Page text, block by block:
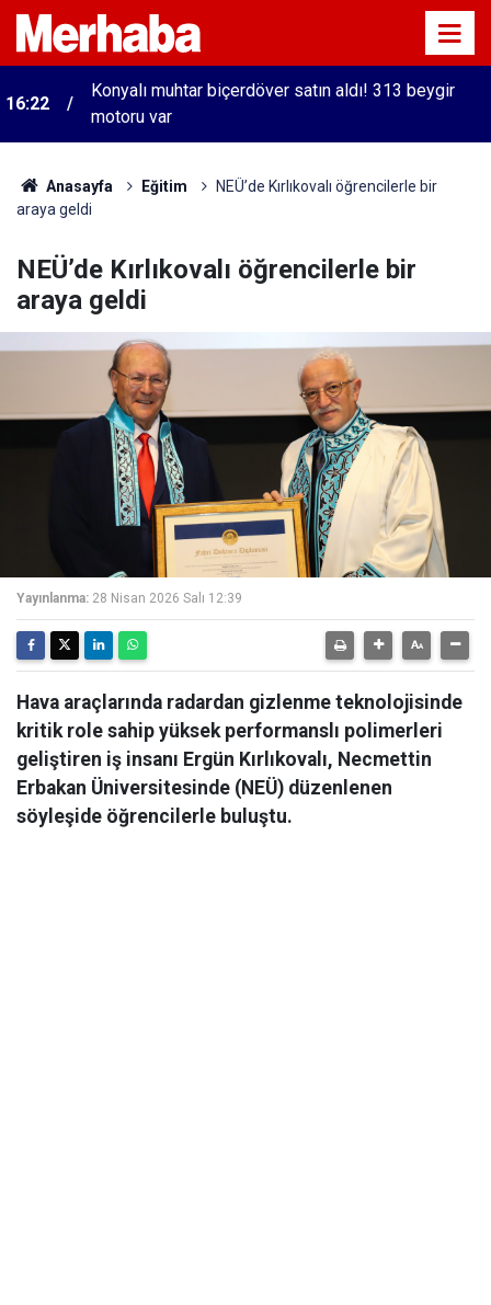
16:22
Konyalı muhtar biçerdöver satın aldı! 313 beygir
motoru var
Anasayfa Eğitim
NEÜ’de Kırlıkovalı öğrencilerle bir
araya geldi
NEÜ’de Kırlıkovalı öğrencilerle bir
araya geldi
Yayınlanma: 28 Nisan 2026 Salı 12:39
Hava araçlarında radardan gizlenme teknolojisinde
kritik role sahip yüksek performanslı polimerleri
geliştiren iş insanı Ergün Kırlıkovalı, Necmettin
Erbakan Üniversitesinde (NEÜ) düzenlenen
söyleşide öğrencilerle buluştu.